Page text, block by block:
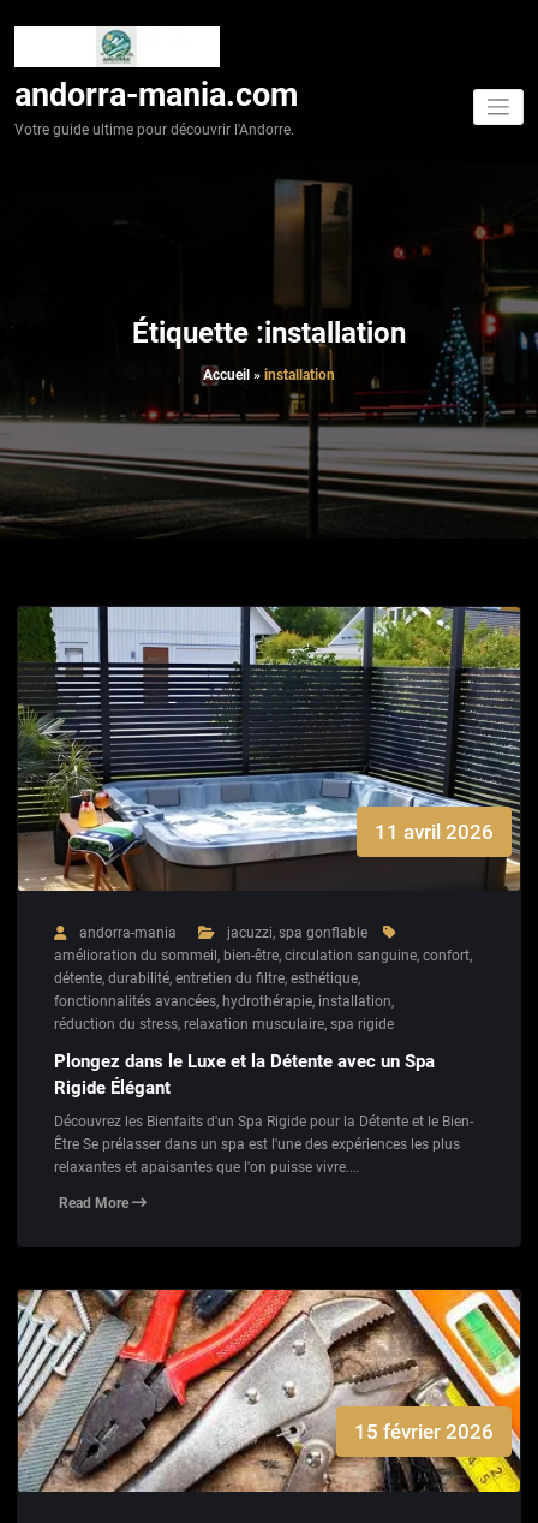
andorra-mania.com
Votre guide ultime pour découvrir l'Andorre.
Étiquette :installation
Accueil » installation
11 avril 2026
andorra-mania jacuzzi, spa gonflable
amélioration du sommeil , bien-être, circulation sanguine, confort,
détente, durabilité, entretien du filtre, esthétique,
fonctionnalités avancées, hydrothérapie, installation,
réduction du stress, relaxation musculaire, spa rigide
Plongez dans le Luxe et la Détente avec un Spa
Rigide Élégant
Découvrez les Bienfaits d'un Spa Rigide pour la Détente et le Bien-
Être Se prélasser dans un spa est l'une des expériences les plus
relaxantes et apaisantes que l'on puisse vivre.…
Read More
15 février 2026